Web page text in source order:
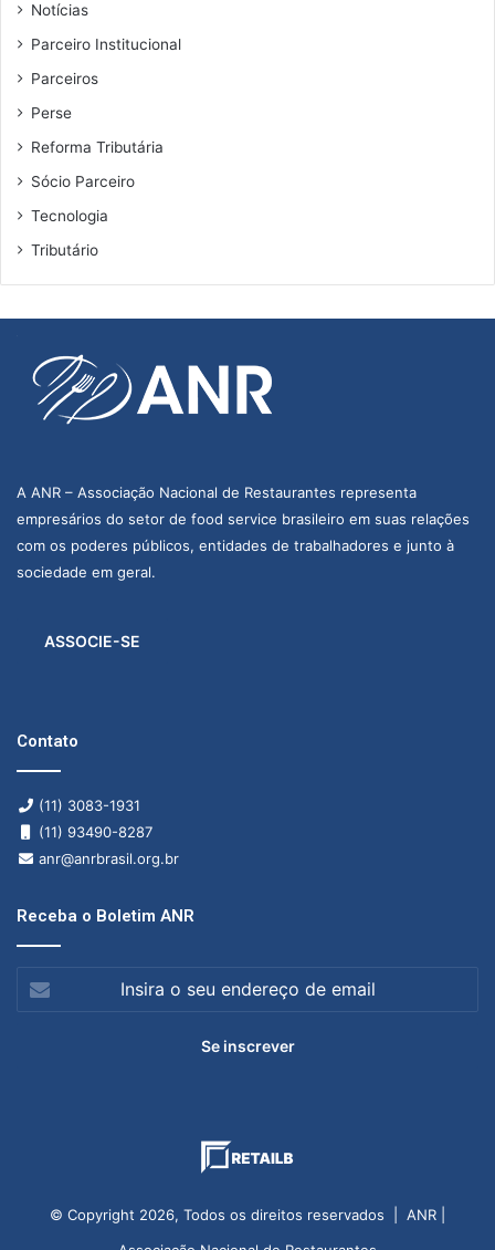
Notícias
Parceiro Institucional
Parceiros
Perse
Reforma Tributária
Sócio Parceiro
Tecnologia
Tributário
A ANR – Associação Nacional de Restaurantes representa
empresários do setor de food service brasileiro em suas relações
com os poderes públicos, entidades de trabalhadores e junto à
sociedade em geral.
ASSOCIE-SE
Contato
(11) 3083-1931
(11) 93490-8287
anr@anrbrasil.org.br
Receba o Boletim ANR
© Copyright 2026, Todos os direitos reservados | ANR |